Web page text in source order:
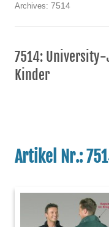
Archives: 7514
7514: University-
Kinder
Artikel Nr.: